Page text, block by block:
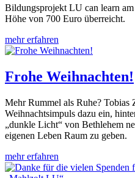
Bildungsprojekt LU can learn
Höhe von 700 Euro überreicht.
mehr erfahren
Frohe Weihnachten!
Mehr Rummel als Ruhe? Tobias
Weihnachtsimpuls dazu ein,
„dunkle Licht“ von Bethlehem
eigenen Leben Raum zu geben.
mehr erfahren